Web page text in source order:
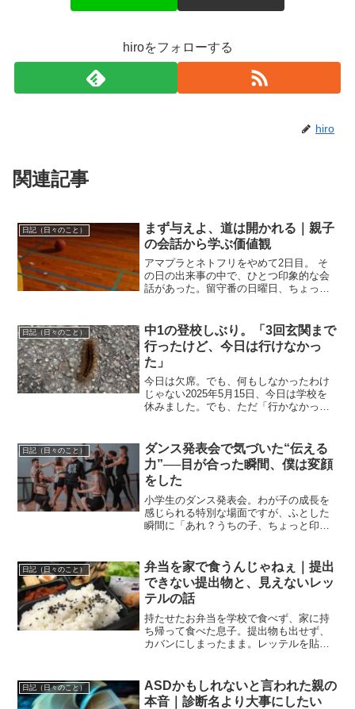
hiroをフォローする
hiro
関連記事
日記（日々のこと）
まず与えよ、道は開かれる｜親子
の会話から学ぶ価値観
アマプラとネトフリをやめて2日目。 そ
の日の出来事の中で、ひとつ印象的な会
話があった。留守番の日曜日、ちょっと
けており、長男はひとりで留守番。 午後
2時ごろに帰宅すると...
日記（日々のこと）
中1の登校しぶり。「3回玄関まで
行ったけど、今日は行けなかっ
た」
今日は欠席。でも、何もしなかったわけ
じゃない2025年5月15日、今日は学校を
休みました。でも、ただ「行かなかっ
玄関まで出ました。カバンを背負ってド
アの前に立ち、深呼...
日記（日々のこと）
ダンス発表会で気づいた“伝える
力”──目が合った瞬間、僕は変顔
をした
小学生のダンス発表会。わが子の成長を
感じられる特別な場面ですが、ふとした
瞬間に「あれ？うちの子、ちょっと印象
置”をもらっていたはずなのに、なぜか不
安そうな表情で踊って...
日記（日々のこと）
弁当を家で食うんじゃねぇ｜提出
できない提出物と、見えないレッ
テルの話
持たせたお弁当を学校で食べず、家に持
ち帰って食べた息子。提出物も出せず、
カバンにしまったまま。レッテルを貼ら
日記（日々のこと）
ASDかもしれないと言われた親の
本音｜診断名より大事にしたい